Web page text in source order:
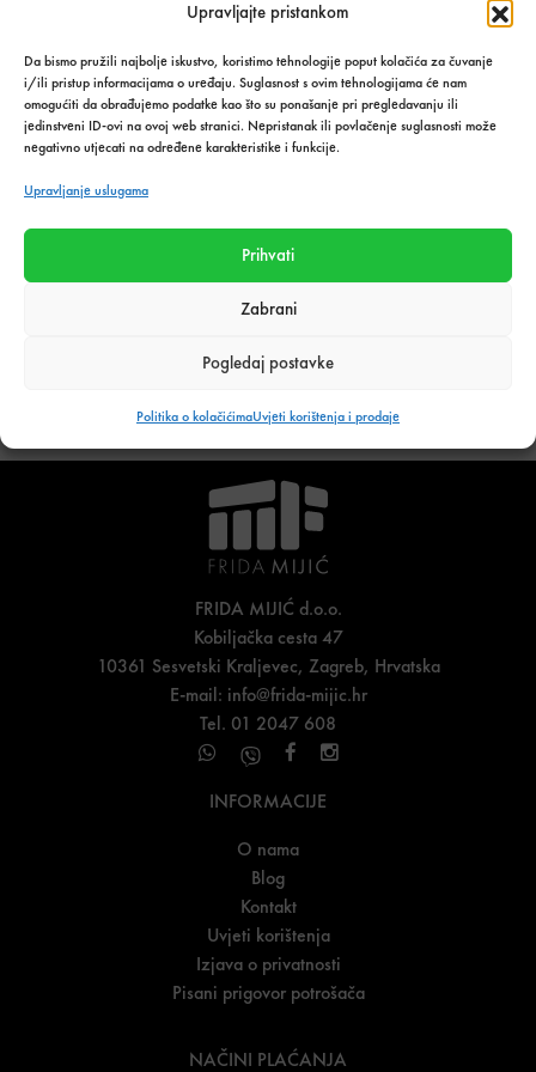
Upravljajte pristankom
Da bismo pružili najbolje iskustvo, koristimo tehnologije poput kolačića za čuvanje
i/ili pristup informacijama o uređaju. Suglasnost s ovim tehnologijama će nam
omogućiti da obrađujemo podatke kao što su ponašanje pri pregledavanju ili
jedinstveni ID-ovi na ovoj web stranici. Nepristanak ili povlačenje suglasnosti može
negativno utjecati na određene karakteristike i funkcije.
Upravljanje uslugama
Prihvati
Zabrani
Pogledaj postavke
Politika o kolačićimaUvjeti korištenja i prodaje
Podijeli s prijateljima:
FRIDA MIJIĆ d.o.o.
Kobiljačka cesta 47
10361 Sesvetski Kraljevec, Zagreb, Hrvatska
E-mail: info@frida-mijic.hr
Tel. 01 2047 608
INFORMACIJE
O nama
Blog
Kontakt
Uvjeti korištenja
Izjava o privatnosti
Pisani prigovor potrošača
NAČINI PLAĆANJA